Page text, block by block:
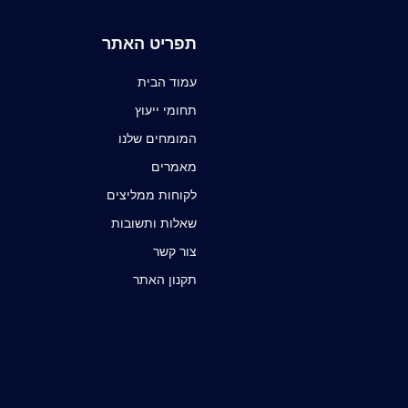
תפריט האתר
עמוד הבית
תחומי ייעוץ
המומחים שלנו
מאמרים
לקוחות ממליצים
שאלות ותשובות
צור קשר
תקנון האתר